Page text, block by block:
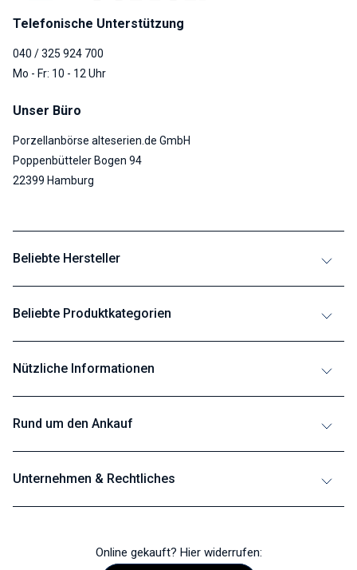
Telefonische Unterstützung
040 / 325 924 700
Mo - Fr: 10 - 12 Uhr
Unser Büro
Porzellanbörse alteserien.de GmbH
Poppenbütteler Bogen 94
22399 Hamburg
Beliebte Hersteller
Beliebte Produktkategorien
Nützliche Informationen
Rund um den Ankauf
Unternehmen & Rechtliches
Online gekauft? Hier widerrufen: